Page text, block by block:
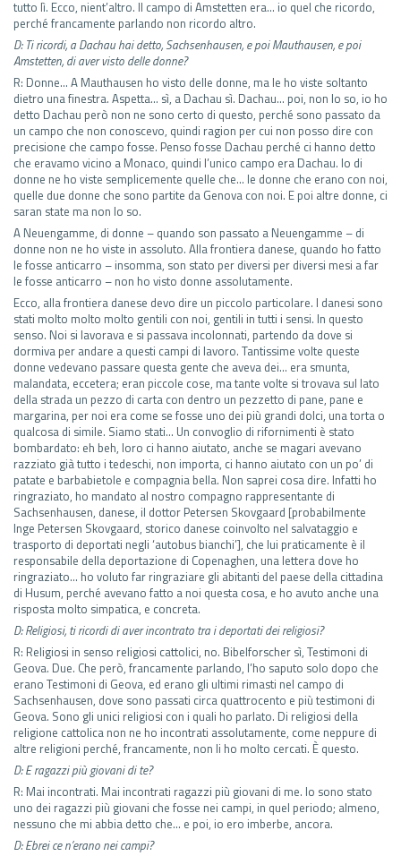
tutto lì. Ecco, nient’altro. Il campo di Amstetten era… io quel che ricordo,
perché francamente parlando non ricordo altro.
D: Ti ricordi, a Dachau hai detto, Sachsenhausen, e poi Mauthausen, e poi
Amstetten, di aver visto delle donne?
R: Donne… A Mauthausen ho visto delle donne, ma le ho viste soltanto
dietro una finestra. Aspetta… sì, a Dachau sì. Dachau… poi, non lo so, io ho
detto Dachau però non ne sono certo di questo, perché sono passato da
un campo che non conoscevo, quindi ragion per cui non posso dire con
precisione che campo fosse. Penso fosse Dachau perché ci hanno detto
che eravamo vicino a Monaco, quindi l’unico campo era Dachau. Io di
donne ne ho viste semplicemente quelle che… le donne che erano con noi,
quelle due donne che sono partite da Genova con noi. E poi altre donne, ci
saran state ma non lo so.
A Neuengamme, di donne – quando son passato a Neuengamme – di
donne non ne ho viste in assoluto. Alla frontiera danese, quando ho fatto
le fosse anticarro – insomma, son stato per diversi per diversi mesi a far
le fosse anticarro – non ho visto donne assolutamente.
Ecco, alla frontiera danese devo dire un piccolo particolare. I danesi sono
stati molto molto molto gentili con noi, gentili in tutti i sensi. In questo
senso. Noi si lavorava e si passava incolonnati, partendo da dove si
dormiva per andare a questi campi di lavoro. Tantissime volte queste
donne vedevano passare questa gente che aveva dei… era smunta,
malandata, eccetera; eran piccole cose, ma tante volte si trovava sul lato
della strada un pezzo di carta con dentro un pezzetto di pane, pane e
margarina, per noi era come se fosse uno dei più grandi dolci, una torta o
qualcosa di simile. Siamo stati… Un convoglio di rifornimenti è stato
bombardato: eh beh, loro ci hanno aiutato, anche se magari avevano
razziato già tutto i tedeschi, non importa, ci hanno aiutato con un po’ di
patate e barbabietole e compagnia bella. Non saprei cosa dire. Infatti ho
ringraziato, ho mandato al nostro compagno rappresentante di
Sachsenhausen, danese, il dottor Petersen Skovgaard [probabilmente
Inge Petersen Skovgaard, storico danese coinvolto nel salvataggio e
trasporto di deportati negli ‘autobus bianchi’], che lui praticamente è il
responsabile della deportazione di Copenaghen, una lettera dove ho
ringraziato… ho voluto far ringraziare gli abitanti del paese della cittadina
di Husum, perché avevano fatto a noi questa cosa, e ho avuto anche una
risposta molto simpatica, e concreta.
D: Religiosi, ti ricordi di aver incontrato tra i deportati dei religiosi?
R: Religiosi in senso religiosi cattolici, no. Bibelforscher sì, Testimoni di
Geova. Due. Che però, francamente parlando, l’ho saputo solo dopo che
erano Testimoni di Geova, ed erano gli ultimi rimasti nel campo di
Sachsenhausen, dove sono passati circa quattrocento e più testimoni di
Geova. Sono gli unici religiosi con i quali ho parlato. Di religiosi della
religione cattolica non ne ho incontrati assolutamente, come neppure di
altre religioni perché, francamente, non li ho molto cercati. È questo.
D: E ragazzi più giovani di te?
R: Mai incontrati. Mai incontrati ragazzi più giovani di me. Io sono stato
uno dei ragazzi più giovani che fosse nei campi, in quel periodo; almeno,
nessuno che mi abbia detto che… e poi, io ero imberbe, ancora.
D: Ebrei ce n’erano nei campi?